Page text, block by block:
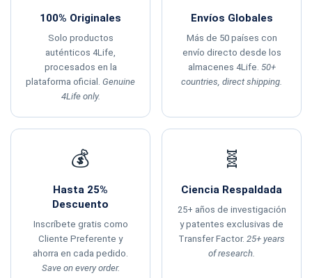
100% Originales
Solo productos
auténticos 4Life,
procesados en la
plataforma oficial. Genuine
4Life only.
Envíos Globales
Más de 50 países con
envío directo desde los
almacenes 4Life. 50+
countries, direct shipping.
💰
Hasta 25%
Descuento
Inscríbete gratis como
Cliente Preferente y
ahorra en cada pedido.
Save on every order.
🧬
Ciencia Respaldada
25+ años de investigación
y patentes exclusivas de
Transfer Factor. 25+ years
of research.